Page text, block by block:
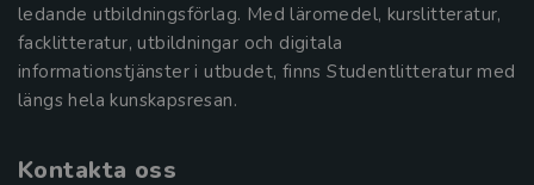
ledande utbildningsförlag. Med läromedel, kurslitteratur,
facklitteratur, utbildningar och digitala
informationstjänster i utbudet, finns Studentlitteratur med
längs hela kunskapsresan.
Kontakta oss